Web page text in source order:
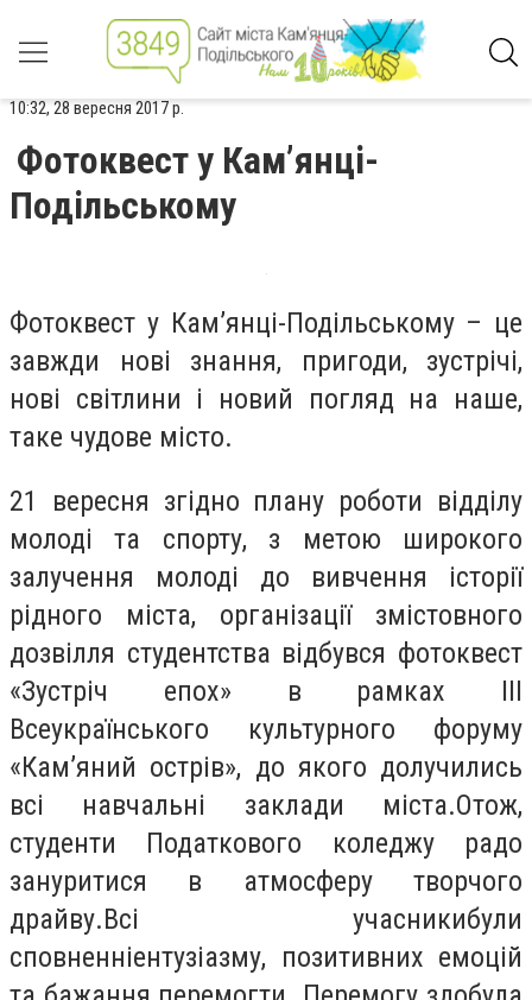
10:32, 28 вересня 2017 р.
Фотоквест у Кам’янці-
Подільському
Фотоквест у Кам’янці-Подільському – це
завжди нові знання, пригоди, зустрічі,
нові світлини і новий погляд на наше,
таке чудове місто.
21 вересня згідно плану роботи відділу
молоді та спорту, з метою широкого
залучення молоді до вивчення історії
рідного міста, організації змістовного
дозвілля студентства відбувся фотоквест
«Зустріч епох» в рамках ІІІ
Всеукраїнського культурного форуму
«Кам’яний острів», до якого долучились
всі навчальні заклади міста.Отож,
студенти Податкового коледжу радо
зануритися в атмосферу творчого
драйву.Всі учасникибули
сповненніентузіазму, позитивних емоцій